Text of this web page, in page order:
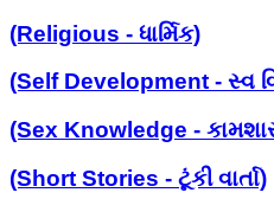
(Religious - ધાર્મિક)
(Self Development - સ્વ
(Sex Knowledge -
(Short Stories - ટૂંકી વાર્તા)